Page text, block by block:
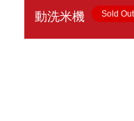
動洗米機
Sold Out